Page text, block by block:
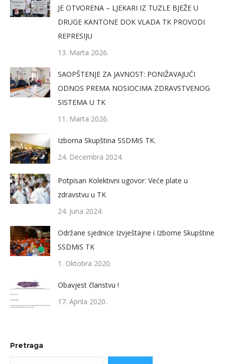
JE OTVORENA – LJEKARI IZ TUZLE BJEŽE U
DRUGE KANTONE DOK VLADA TK PROVODI
REPRESIJU
13. Marta 2026.
SAOPŠTENJE ZA JAVNOST: PONIŽAVAJUĆI
ODNOS PREMA NOSIOCIMA ZDRAVSTVENOG
SISTEMA U TK
11. Marta 2026.
Izborna Skupština SSDMiS TK.
24. Decembra 2024.
Potpisan Kolektivni ugovor: Veće plate u
zdravstvu u TK
24. Juna 2024.
Održane sjednice Izvještajne i Izborne Skupštine
SSDMiS TK
1. Oktobra 2020.
Obavjest članstvu !
17. Aprila 2020.
Pretraga